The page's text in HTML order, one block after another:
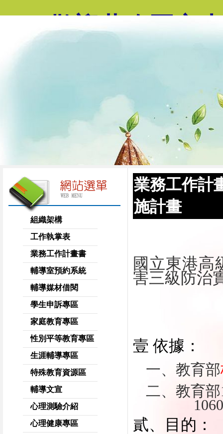
歡迎蒞臨國立
組織架構
工作執掌表
業務工作計畫書
輔導室預約系統
輔導媒材借閱
學生申訴專區
家庭教育專區
性別平等教育專區
生涯輔導專區
特殊教育資源區
輔導文宣
心理測驗介紹
心理健康專區
業務工作計
施計畫
國立東港高
害三級防治
壹 依據：
一、教育部
二、教育部
貳、目的：